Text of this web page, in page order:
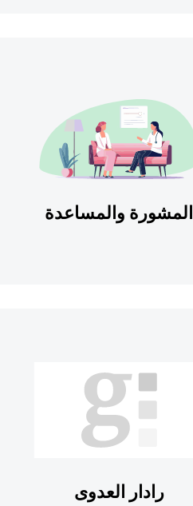
المشورة والمساعدة
رادار العدوى